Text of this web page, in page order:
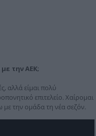
την ΑΕΚ;
αλλά είμαι πολύ
επιτελείο. Χαίρομαι
με την ομάδα τη νέα σεζόν.